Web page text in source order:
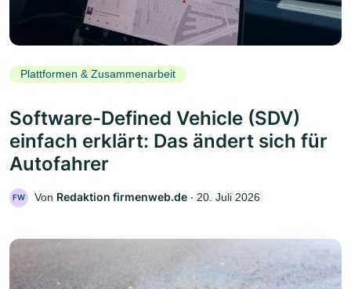
Plattformen & Zusammenarbeit
Software-Defined Vehicle (SDV)
einfach erklärt: Das ändert sich für
Autofahrer
FW Von Redaktion firmenweb.de ‧ 20. Juli 2026